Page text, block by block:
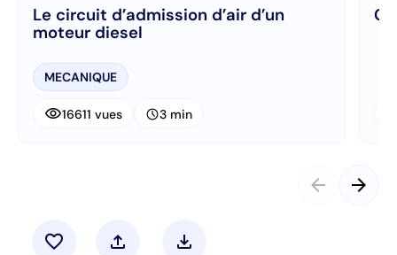
Le circuit d’admission d’air d’un
moteur diesel
MECANIQUE
visibility16611 vues schedule3 min
arrow_back arrow_forward
favorite upload download